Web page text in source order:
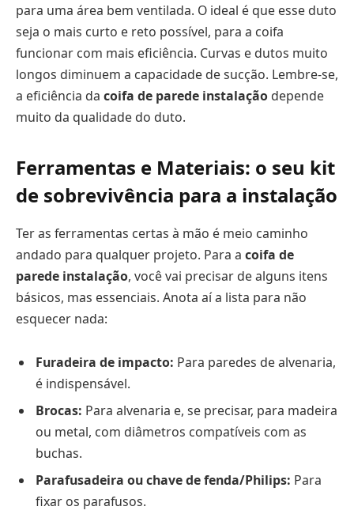
para uma área bem ventilada. O ideal é que esse duto
seja o mais curto e reto possível, para a coifa
funcionar com mais eficiência. Curvas e dutos muito
longos diminuem a capacidade de sucção. Lembre-se,
a eficiência da coifa de parede instalação depende
muito da qualidade do duto.
Ferramentas e Materiais: o seu kit
de sobrevivência para a instalação
Ter as ferramentas certas à mão é meio caminho
andado para qualquer projeto. Para a coifa de
parede instalação, você vai precisar de alguns itens
básicos, mas essenciais. Anota aí a lista para não
esquecer nada:
Furadeira de impacto: Para paredes de alvenaria,
é indispensável.
Brocas: Para alvenaria e, se precisar, para madeira
ou metal, com diâmetros compatíveis com as
buchas.
Parafusadeira ou chave de fenda/Philips: Para
fixar os parafusos.